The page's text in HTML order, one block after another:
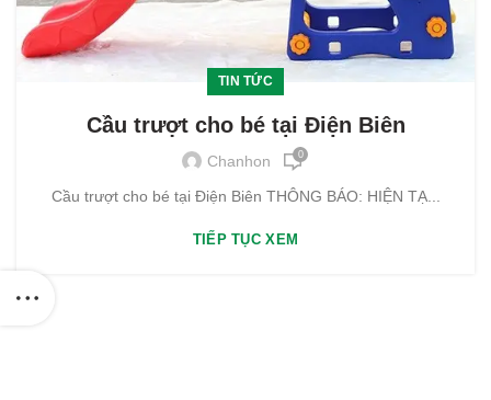
TIN TỨC
Cầu trượt cho bé tại Điện Biên
Chanhon 0
Cầu trượt cho bé tại Điện Biên THÔNG BÁO: HIỆN TẠ...
TIẾP TỤC XEM